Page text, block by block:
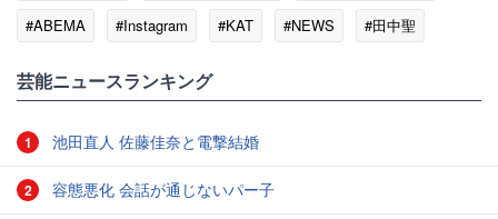
#ABEMA
#Instagram #KAT #NEWS
#田中聖
芸能ニュースランキング
1 池田直人 佐藤佳奈と電撃結婚
2 容態悪化 会話が通じないパー子